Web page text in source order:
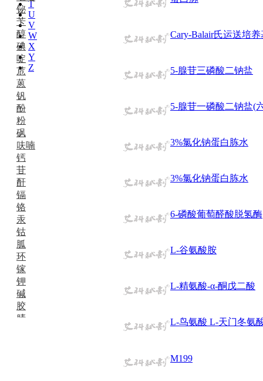
T
U
V
W
X
Y
Z
铋
苄
醇
碘
啶
苊
蒽
钒
酚
粉
砜
呋喃
钙
苷
酐
镉
铬
汞
钴
胍
环
镓
钾
碱
胶
腈
Cary-Balair氏运送培养
5-腺苷三磷酸二钠盐
5-腺苷一磷酸二钠盐(
3%氯化钠蛋白胨水
3%氯化钠蛋白胨水
6-磷酸葡萄醛酸脱氢酶
L-谷氨酸胺
L-精氨酸-α-酮戊二酸
L-鸟氨酸 L-天门冬氨
M199